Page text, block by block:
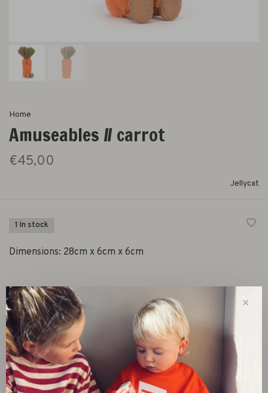
Home
Amuseables // carrot
€45,00
Jellycat
1 In stock
Dimensions: 28cm x 6cm x 6cm
Quantity: -
Add to cart
Size guide
✕